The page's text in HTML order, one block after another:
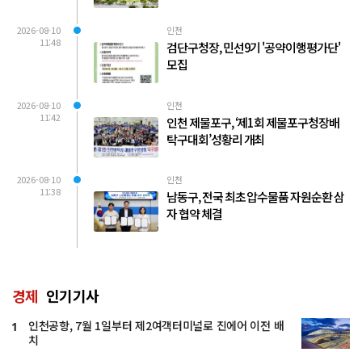
2026-08-10
11:48
인천
검단구청장, 민선9기 '공약이행평가단'
모집
2026-08-10
11:42
인천
인천 제물포구, ‘제1회 제물포구청장배
탁구대회’성황리 개최
2026-08-10
11:38
인천
남동구, 전국 최초 압수물품 자원순환 삼
자 협약 체결
경제 인기기사
1
인천공항, 7월 1일부터 제2여객터미널로 진에어 이전 배
치